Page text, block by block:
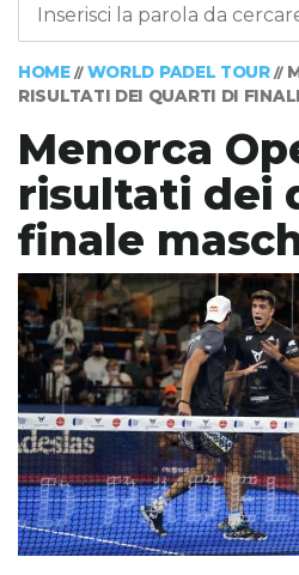
HOME// WORLD PADEL TOUR//
RISULTATI DEI QUARTI DI
Menorca
risultati dei
finale